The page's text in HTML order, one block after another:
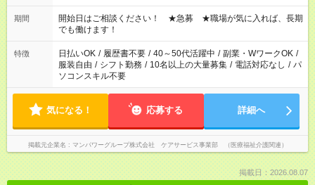
場合、他のお仕事と合わせ週40時間超の就業はご案内できませ
ん ※法令に基づき、週20時間以上勤務は社会保険への加入対象
となります ※労働者派遣法（日雇い派遣の原則禁止）により、
短時間・短期間の就業はご案内が難しい場合があります
期間
開始日はご相談ください！ ★急募 ★職場が気に入れば、長期
でも働けます！
特徴 日払いOK / 履歴書不要 / 40～50代活躍中 / 副業・WワークOK /
服装自由 / シフト勤務 / 10名以上の大量募集 / 電話対応なし / パ
ソコンスキル不要
気になる！ 応募する 詳細へ
掲載元企業名 マンパワーグループ株式会社 ケアサービス事業部 （医療福祉介護関連）
掲載日：2026.08.07